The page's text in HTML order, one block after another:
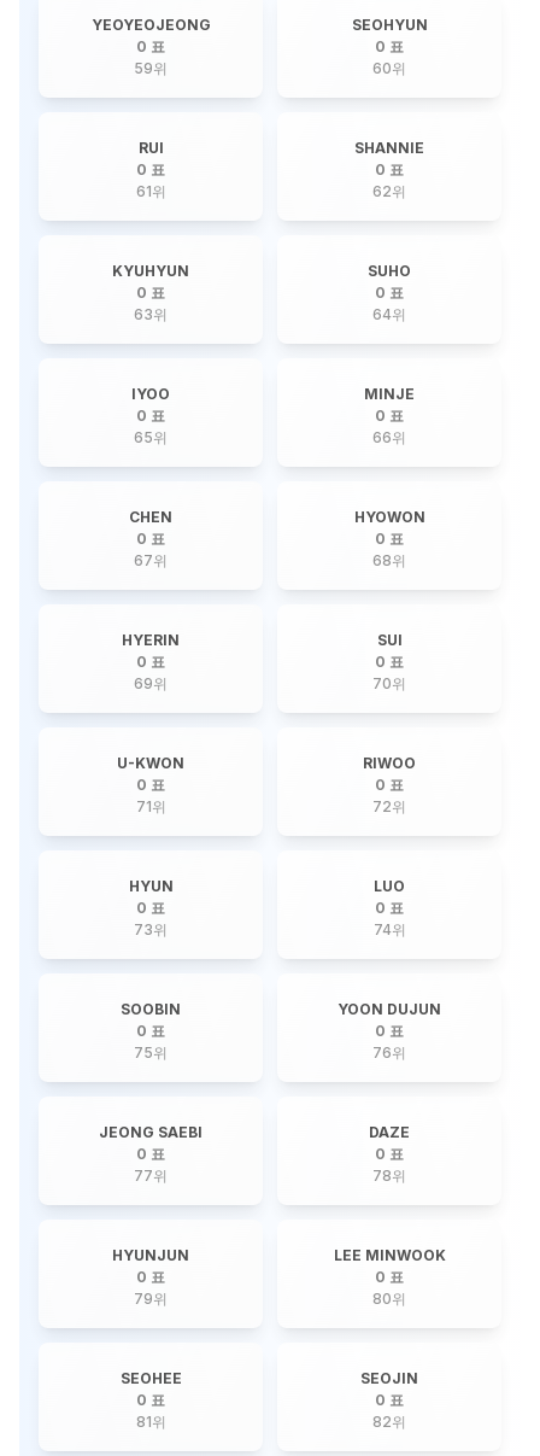
YEOYEOJEONG
0 표
59위
SEOHYUN
0 표
60위
RUI
0 표
61위
SHANNIE
0 표
62위
KYUHYUN
0 표
63위
SUHO
0 표
64위
IYOO
0 표
65위
MINJE
0 표
66위
CHEN
0 표
67위
HYOWON
0 표
68위
HYERIN
0 표
69위
SUI
0 표
70위
U-KWON
0 표
71위
RIWOO
0 표
72위
HYUN
0 표
73위
LUO
0 표
74위
SOOBIN
0 표
75위
YOON DUJUN
0 표
76위
JEONG SAEBI
0 표
77위
DAZE
0 표
78위
HYUNJUN
0 표
79위
LEE MINWOOK
0 표
80위
SEOHEE
0 표
81위
SEOJIN
0 표
82위